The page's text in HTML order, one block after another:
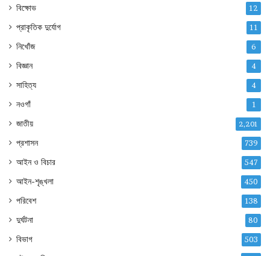
বিক্ষোভ 12
প্রাকৃতিক দুর্যোগ 11
নিখোঁজ 6
বিজ্ঞান 4
সাহিত্য 4
নওগাঁ 1
জাতীয় 2,201
প্রশাসন 739
আইন ও বিচার 547
আইন-শৃঙ্খলা 450
পরিবেশ 138
দুর্ঘটনা 80
বিভাগ 503